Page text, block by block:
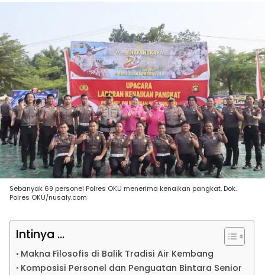
Sebanyak 69 personel Polres OKU menerima kenaikan pangkat. Dok.
Polres OKU/nusaly.com
Intinya ...
Makna Filosofis di Balik Tradisi Air Kembang
Komposisi Personel dan Penguatan Bintara Senior